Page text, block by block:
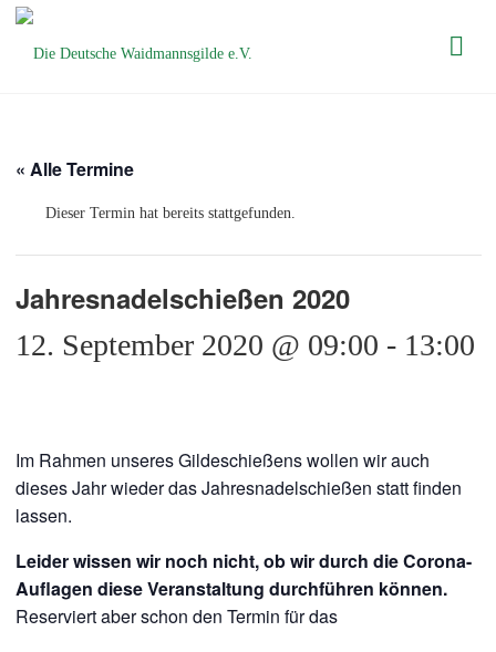
« Alle Termine
Dieser Termin hat bereits stattgefunden.
Jahresnadelschießen 2020
12. September 2020 @ 09:00 - 13:00
Im Rahmen unseres Gildeschießens wollen wir auch
dieses Jahr wieder das Jahresnadelschießen statt finden
lassen.
Leider wissen wir noch nicht, ob wir durch die Corona-
Auflagen diese Veranstaltung durchführen können.
Reserviert aber schon den Termin für das